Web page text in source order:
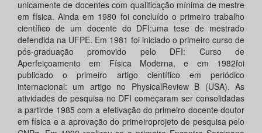
unicamente de docentes com qualificação mínima de mestre
em física. Ainda em 1980 foi concluído o primeiro trabalho
científico de um docente do DFI:uma tese de mestrado
defendida na UFPE. Em 1981 foi iniciado o primeiro curso de
pós-graduação promovido pelo DFI: Curso de
Aperfeiçoamento em Física Moderna, e em 1982foi
publicado o primeiro artigo científico em periódico
internacional: um artigo no PhysicalReview B (USA). As
atividades de pesquisa no DFI começaram ser consolidadas
a partirde 1985 com a efetivação do primeiro docente doutor
em física e a aprovação do primeiroprojeto de pesquisa pelo